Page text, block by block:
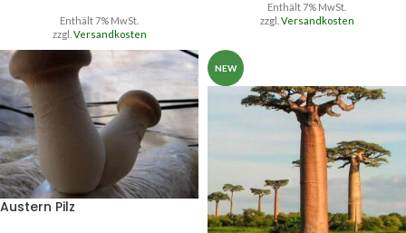
Enthält 7% MwSt.
zzgl. Versandkosten
Enthält 7% MwSt.
zzgl. Versandkosten
Austern Pilz
NEW